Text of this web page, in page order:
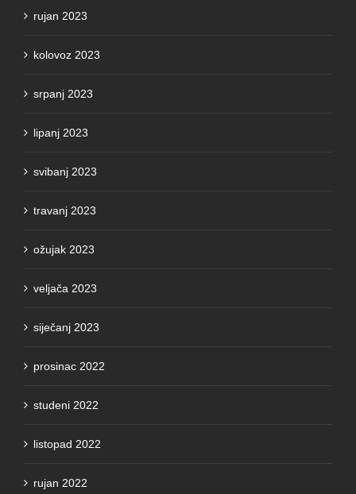
rujan 2023
kolovoz 2023
srpanj 2023
lipanj 2023
svibanj 2023
travanj 2023
ožujak 2023
veljača 2023
siječanj 2023
prosinac 2022
studeni 2022
listopad 2022
rujan 2022